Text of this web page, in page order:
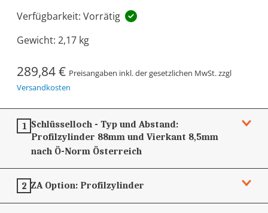
Verfügbarkeit: Vorrätig
Gewicht: 2,17 kg
289,84 € Preisangaben inkl. der gesetzlichen MwSt. zzgl
Versandkosten
1 Schlüsselloch - Typ und Abstand:
Profilzylinder 88mm und Vierkant 8,5mm
nach Ö-Norm Österreich
2 ZA Option: Profilzylinder